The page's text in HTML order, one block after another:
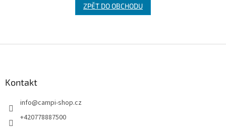
ZPĚT DO OBCHODU
Kontakt
info@campi-shop.cz
+420778887500